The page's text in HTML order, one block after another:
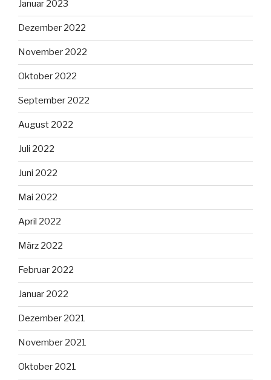
Januar 2023
Dezember 2022
November 2022
Oktober 2022
September 2022
August 2022
Juli 2022
Juni 2022
Mai 2022
April 2022
März 2022
Februar 2022
Januar 2022
Dezember 2021
November 2021
Oktober 2021